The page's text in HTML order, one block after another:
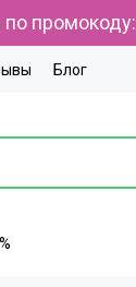
по промокоду:
Блог